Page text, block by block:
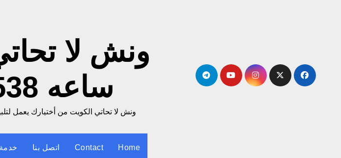
ساعه 55800538
ونش لا تحاتي الكويت من أختيارك يعمل لتلبية
Home
Contact اتصل بنا خدمة ونش